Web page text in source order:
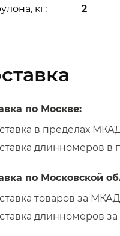
кг: 2
по Москве:
в пределах
длинномеров в
по Московской
товаров за
длинномеров